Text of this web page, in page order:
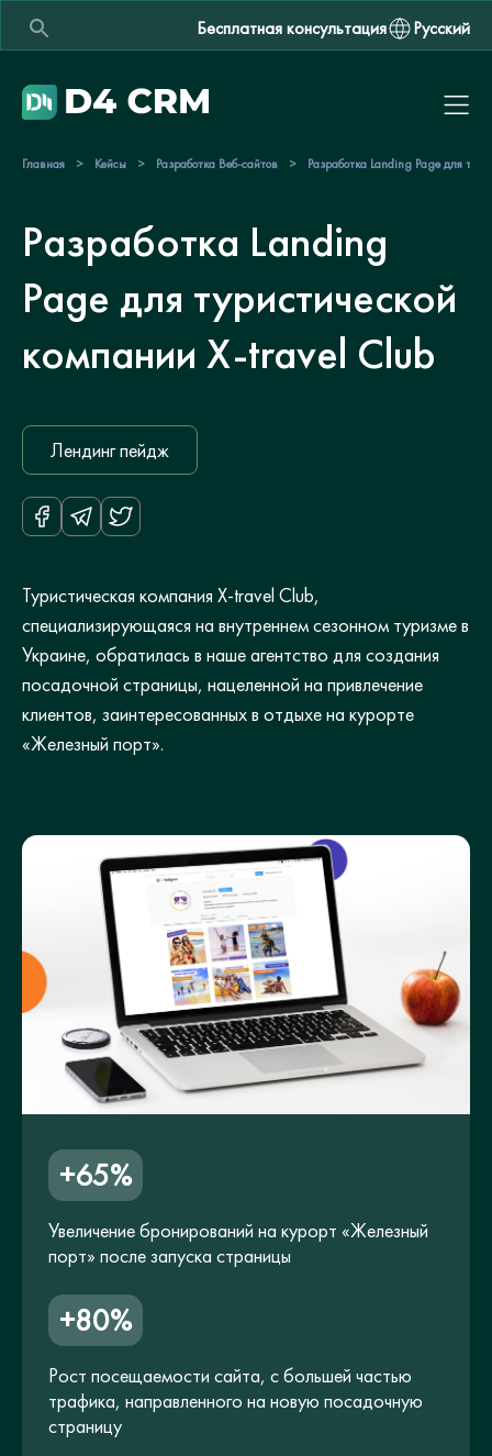
Бесплатная консультация Русский
Главная > Кейсы > Разработка Веб-сайтов > Разработка Landing Page для
Разработка Landing
Page для туристической
компании X-travel Club
Лендинг пейдж
Туристическая компания X-travel Club,
специализирующаяся на внутреннем сезонном туризме в
Украине, обратилась в наше агентство для создания
посадочной страницы, нацеленной на привлечение
клиентов, заинтересованных в отдыхе на курорте
«Железный порт».
+65%
Увеличение бронирований на курорт «Железный
порт» после запуска страницы
+80%
Рост посещаемости сайта, с большей частью
трафика, направленного на новую посадочную
страницу